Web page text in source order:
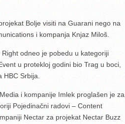
Bolje visiti na Guarani nego na
i kompanja Knjaz Miloš.
odneo je pobedu u kategoriji
u protekloj godini bio Trag u boci,
HBC Srbija.
i kompanije Imlek proglašen je za
Pojedinačni radovi – Content
Nectar za projekat Nectar Buzz